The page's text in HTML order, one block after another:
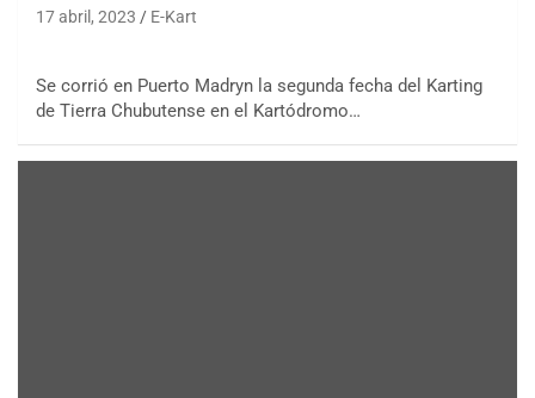
17 abril, 2023 E-Kart
Se corrió en Puerto Madryn la segunda fecha del Karting
de Tierra Chubutense en el Kartódromo…